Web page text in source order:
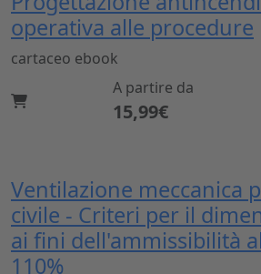
operativa alle procedure
cartaceo ebook
A partire da
15,99€
Ventilazione meccanica
civile - Criteri per il
ai fini dell'ammissibilità
110%